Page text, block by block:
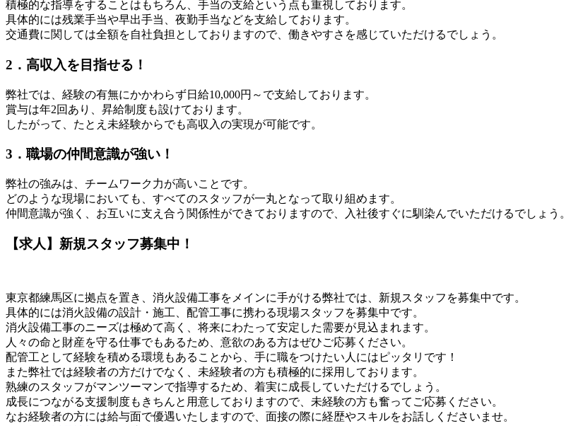
積極的な指導をすることはもちろん、手当の支給という点も重視しております。
具体的には残業手当や早出手当、夜勤手当などを支給しております。
交通費に関しては全額を自社負担としておりますので、働きやすさを感じていただけるでしょう。
2．高収入を目指せる！
弊社では、経験の有無にかかわらず日給10,000円～で支給しております。
賞与は年2回あり、昇給制度も設けております。
したがって、たとえ未経験からでも高収入の実現が可能です。
3．職場の仲間意識が強い！
弊社の強みは、チームワーク力が高いことです。
どのような現場においても、すべてのスタッフが一丸となって取り組めます。
仲間意識が強く、お互いに支え合う関係性ができておりますので、入社後すぐに馴染んでいただけるでしょう。
【求人】新規スタッフ募集中！
東京都練馬区に拠点を置き、消火設備工事をメインに手がける弊社では、新規スタッフを募集中です。
具体的には消火設備の設計・施工、配管工事に携わる現場スタッフを募集中です。
消火設備工事のニーズは極めて高く、将来にわたって安定した需要が見込まれます。
人々の命と財産を守る仕事でもあるため、意欲のある方はぜひご応募ください。
配管工として経験を積める環境もあることから、手に職をつけたい人にはピッタリです！
また弊社では経験者の方だけでなく、未経験者の方も積極的に採用しております。
熟練のスタッフがマンツーマンで指導するため、着実に成長していただけるでしょう。
成長につながる支援制度もきちんと用意しておりますので、未経験の方も奮ってご応募ください。
なお経験者の方には給与面で優遇いたしますので、面接の際に経歴やスキルをお話しくださいませ。